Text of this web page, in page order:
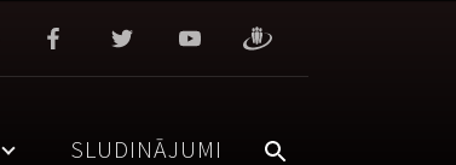
SLUDINĀJUMI